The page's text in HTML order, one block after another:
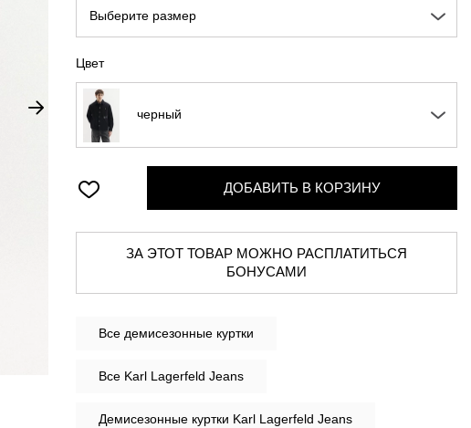
Выберите размер
Цвет
черный
ДОБАВИТЬ В КОРЗИНУ
ЗА ЭТОТ ТОВАР МОЖНО РАСПЛАТИТЬСЯ
БОНУСАМИ
Все демисезонные куртки
Все Karl Lagerfeld Jeans
Демисезонные куртки Karl Lagerfeld Jeans